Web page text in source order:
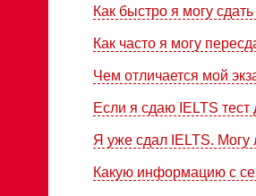
Как быстро я могу
Как часто я могу
Чем отличается мой
Если я сдаю IELTS тест
Я уже сдал IELTS. Могу
Какую информацию с